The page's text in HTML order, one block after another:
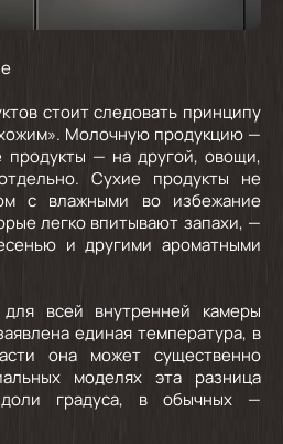
стоит следовать принципу
Молочную продукцию —
продукты — на другой, овощи,
Сухие продукты не
с влажными во избежание
легко впитывают запахи, —
и другими ароматными
всей внутренней камеры
единая температура, в
она может существенно
моделях эта разница
доли градуса, в обычных —